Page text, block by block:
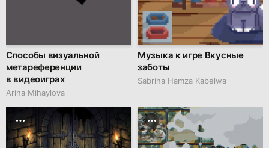
Способы визуальной
метареференции
в видеоиграх
Arina Mihaylova
Музыка к игре Вкусные
заботы
Sabrina Hamza Kabelwa